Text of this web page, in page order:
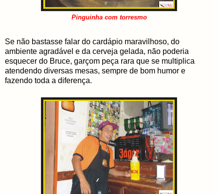
Pinguinha com torresmo
Se não bastasse falar do cardápio maravilhoso, do
ambiente agradável e da cerveja gelada, não poderia
esquecer do Bruce, garçom peça rara que se multiplica
atendendo diversas mesas, sempre de bom humor e
fazendo toda a diferença.